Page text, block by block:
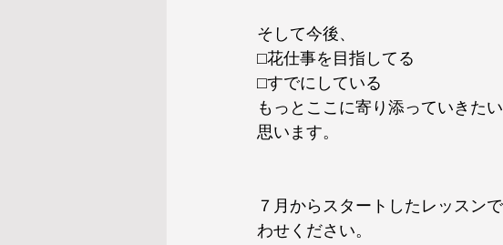
そして今後、
⬜︎花仕事を目指してる
⬜︎すでにしている
もっとここに寄り添っていきたい
思います。
７月からスタートしたレッスン
わせください。